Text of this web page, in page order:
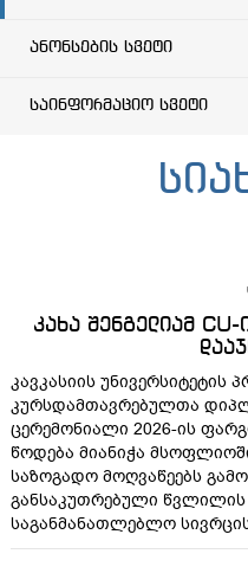
ანონსების სვეტი
საინფორმაციო სვეტი
კახა შენგელიამ
კავკასიის უნივერსიტეტის
კურსდამთავრებულთა
ცერემონიალი 2026-ის
წოდება მიანიჭა
საზოგადო მოღვაწეებს
განსაკუთრებული
საგანმანათლებლო